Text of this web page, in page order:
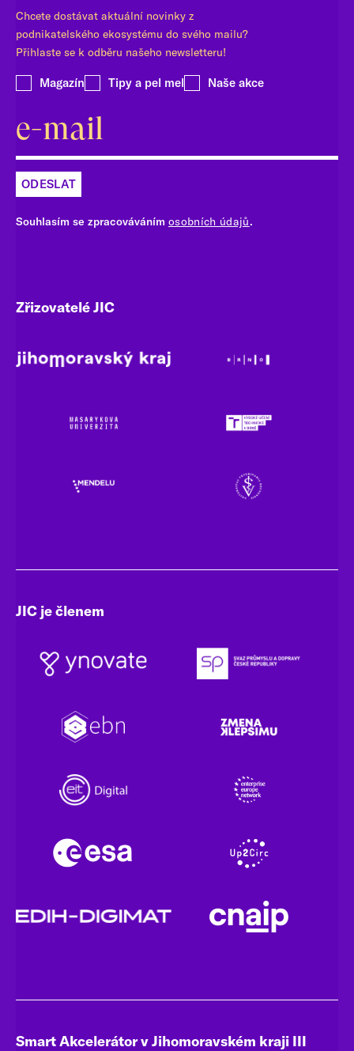
Chcete dostávat aktuální novinky z
podnikatelského ekosystému do svého mailu?
Přihlaste se k odběru našeho newsletteru!
Magazín Tipy a pel mel Naše akce
ODESLAT
Souhlasím se zpracováváním osobních údajů.
Zřizovatelé JIC
JIC je členem
Smart Akcelerátor v Jihomoravském kraji III